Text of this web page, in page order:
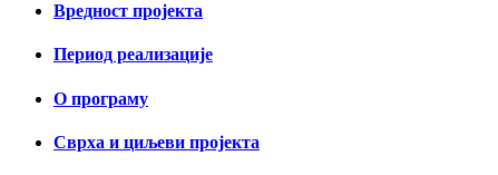
Вредност пројекта
Период реализације
О програму
Сврха и циљеви пројекта